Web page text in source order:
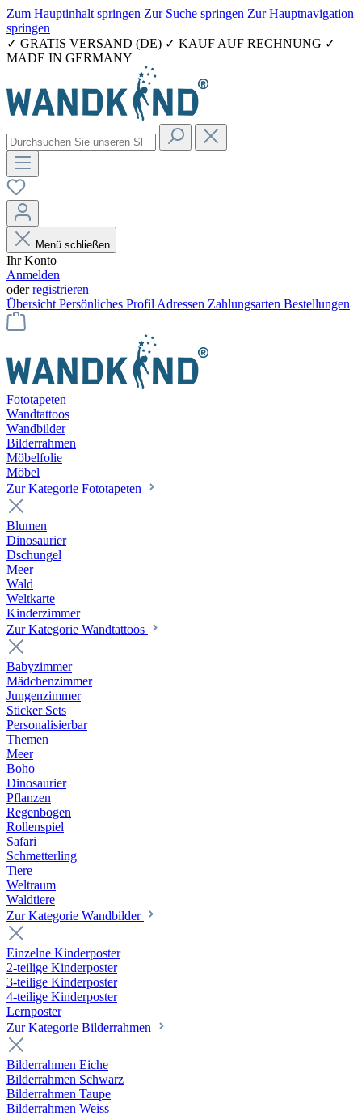
Zum Hauptinhalt springen Zur Suche springen Zur Hauptnavigation
springen
✓ GRATIS VERSAND (DE) ✓ KAUF AUF RECHNUNG ✓
MADE IN GERMANY
Menü schließen
Ihr Konto
Anmelden
oderregistrieren
Übersicht Persönliches Profil Adressen Zahlungsarten Bestellungen
Fototapeten
Wandtattoos
Wandbilder
Bilderrahmen
Möbelfolie
Möbel
Zur Kategorie Fototapeten
Blumen
Dinosaurier
Dschungel
Meer
Wald
Weltkarte
Kinderzimmer
Zur Kategorie Wandtattoos
Babyzimmer
Mädchenzimmer
Jungenzimmer
Sticker Sets
Personalisierbar
Themen
Meer
Boho
Dinosaurier
Pflanzen
Regenbogen
Rollenspiel
Safari
Schmetterling
Tiere
Weltraum
Waldtiere
Zur Kategorie Wandbilder
Einzelne Kinderposter
2-teilige Kinderposter
3-teilige Kinderposter
4-teilige Kinderposter
Lernposter
Zur Kategorie Bilderrahmen
Bilderrahmen Eiche
Bilderrahmen Schwarz
Bilderrahmen Taupe
Bilderrahmen Weiss